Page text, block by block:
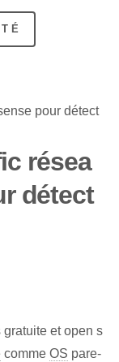
résea
détect
et open s
comme OS pare-